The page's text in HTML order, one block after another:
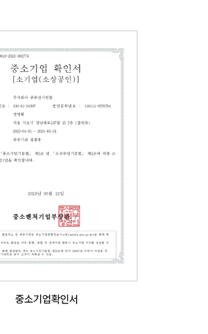
중소기업확인서